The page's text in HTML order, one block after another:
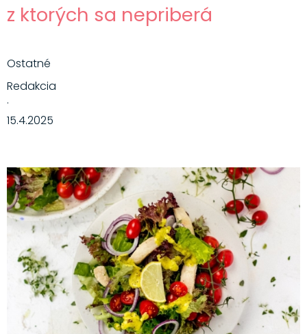
z ktorých sa nepriberá
Ostatné
Redakcia
·
15.4.2025